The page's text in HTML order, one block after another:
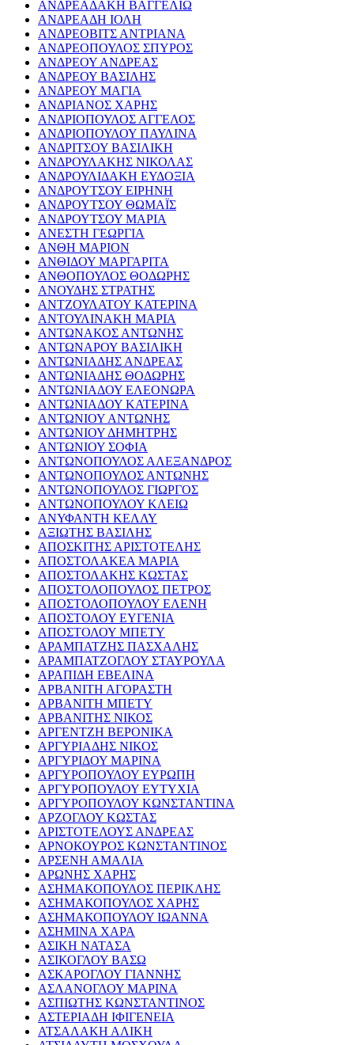
ΑΝΔΡΕΑΔΑΚΗ ΒΑΓΓΕΛΙΩ
ΑΝΔΡΕΑΔΗ ΙΟΛΗ
ΑΝΔΡΕΟΒΙΤΣ ΑΝΤΡΙΑΝΑ
ΑΝΔΡΕΟΠΟΥΛΟΣ ΣΠΥΡΟΣ
ΑΝΔΡΕΟΥ ΑΝΔΡΕΑΣ
ΑΝΔΡΕΟΥ ΒΑΣΙΛΗΣ
ΑΝΔΡΕΟΥ ΜΑΓΙΑ
ΑΝΔΡΙΑΝΟΣ ΧΑΡΗΣ
ΑΝΔΡΙΟΠΟΥΛΟΣ ΑΓΓΕΛΟΣ
ΑΝΔΡΙΟΠΟΥΛΟΥ ΠΑΥΛΙΝΑ
ΑΝΔΡΙΤΣΟΥ ΒΑΣΙΛΙΚΗ
ΑΝΔΡΟΥΛΑΚΗΣ ΝΙΚΟΛΑΣ
ΑΝΔΡΟΥΛΙΔΑΚΗ ΕΥΔΟΞΙΑ
ΑΝΔΡΟΥΤΣΟΥ ΕΙΡΗΝΗ
ΑΝΔΡΟΥΤΣΟΥ ΘΩΜΑΪΣ
ΑΝΔΡΟΥΤΣΟΥ ΜΑΡΙΑ
ΑΝΕΣΤΗ ΓΕΩΡΓΙΑ
ΑΝΘΗ ΜΑΡΙΟΝ
ΑΝΘΙΔΟΥ ΜΑΡΓΑΡΙΤΑ
ΑΝΘΟΠΟΥΛΟΣ ΘΟΔΩΡΗΣ
ΑΝΟΥΔΗΣ ΣΤΡΑΤΗΣ
ΑΝΤΖΟΥΛΑΤΟΥ ΚΑΤΕΡΙΝΑ
ΑΝΤΟΥΛΙΝΑΚΗ ΜΑΡΙΑ
ΑΝΤΩΝΑΚΟΣ ΑΝΤΩΝΗΣ
ΑΝΤΩΝΑΡΟΥ ΒΑΣΙΛΙΚΗ
ΑΝΤΩΝΙΑΔΗΣ ΑΝΔΡΕΑΣ
ΑΝΤΩΝΙΑΔΗΣ ΘΟΔΩΡΗΣ
ΑΝΤΩΝΙΑΔΟΥ ΕΛΕΟΝΩΡΑ
ΑΝΤΩΝΙΑΔΟΥ ΚΑΤΕΡΙΝΑ
ΑΝΤΩΝΙΟΥ ΑΝΤΩΝΗΣ
ΑΝΤΩΝΙΟΥ ΔΗΜΗΤΡΗΣ
ΑΝΤΩΝΙΟΥ ΣΟΦΙΑ
ΑΝΤΩΝΟΠΟΥΛΟΣ ΑΛΕΞΑΝΔΡΟΣ
ΑΝΤΩΝΟΠΟΥΛΟΣ ΑΝΤΩΝΗΣ
ΑΝΤΩΝΟΠΟΥΛΟΣ ΓΙΩΡΓΟΣ
ΑΝΤΩΝΟΠΟΥΛΟΥ ΚΛΕΙΩ
ΑΝΥΦΑΝΤΗ ΚΕΛΛΥ
ΑΞΙΩΤΗΣ ΒΑΣΙΛΗΣ
ΑΠΟΣΚΙΤΗΣ ΑΡΙΣΤΟΤΕΛΗΣ
ΑΠΟΣΤΟΛΑΚΕΑ ΜΑΡΙΑ
ΑΠΟΣΤΟΛΑΚΗΣ ΚΩΣΤΑΣ
ΑΠΟΣΤΟΛΟΠΟΥΛΟΣ ΠΕΤΡΟΣ
ΑΠΟΣΤΟΛΟΠΟΥΛΟΥ ΕΛΕΝΗ
ΑΠΟΣΤΟΛΟΥ ΕΥΓΕΝΙΑ
ΑΠΟΣΤΟΛΟΥ ΜΠΕΤΥ
ΑΡΑΜΠΑΤΖΗΣ ΠΑΣΧΑΛΗΣ
ΑΡΑΜΠΑΤΖΟΓΛΟΥ ΣΤΑΥΡΟΥΛΑ
ΑΡΑΠΙΔΗ ΕΒΕΛΙΝΑ
ΑΡΒΑΝΙΤΗ ΑΓΟΡΑΣΤΗ
ΑΡΒΑΝΙΤΗ ΜΠΕΤΥ
ΑΡΒΑΝΙΤΗΣ ΝΙΚΟΣ
ΑΡΓΕΝΤΖΗ ΒΕΡΟΝΙΚΑ
ΑΡΓΥΡΙΑΔΗΣ ΝΙΚΟΣ
ΑΡΓΥΡΙΔΟΥ ΜΑΡΙΝΑ
ΑΡΓΥΡΟΠΟΥΛΟΥ ΕΥΡΩΠΗ
ΑΡΓΥΡΟΠΟΥΛΟΥ ΕΥΤΥΧΙΑ
ΑΡΓΥΡΟΠΟΥΛΟΥ ΚΩΝΣΤΑΝΤΙΝΑ
ΑΡΖΟΓΛΟΥ ΚΩΣΤΑΣ
ΑΡΙΣΤΟΤΕΛΟΥΣ ΑΝΔΡΕΑΣ
ΑΡΝΟΚΟΥΡΟΣ ΚΩΝΣΤΑΝΤΙΝΟΣ
ΑΡΣΕΝΗ ΑΜΑΛΙΑ
ΑΡΩΝΗΣ ΧΑΡΗΣ
ΑΣΗΜΑΚΟΠΟΥΛΟΣ ΠΕΡΙΚΛΗΣ
ΑΣΗΜΑΚΟΠΟΥΛΟΣ ΧΑΡΗΣ
ΑΣΗΜΑΚΟΠΟΥΛΟΥ ΙΩΑΝΝΑ
ΑΣΗΜΙΝΑ ΧΑΡΑ
ΑΣΙΚΗ ΝΑΤΑΣΑ
ΑΣΙΚΟΓΛΟΥ ΒΑΣΩ
ΑΣΚΑΡΟΓΛΟΥ ΓΙΑΝΝΗΣ
ΑΣΛΑΝΟΓΛΟΥ ΜΑΡΙΝΑ
ΑΣΠΙΩΤΗΣ ΚΩΝΣΤΑΝΤΙΝΟΣ
ΑΣΤΕΡΙΑΔΗ ΙΦΙΓΕΝΕΙΑ
ΑΤΣΑΛΑΚΗ ΑΛΙΚΗ